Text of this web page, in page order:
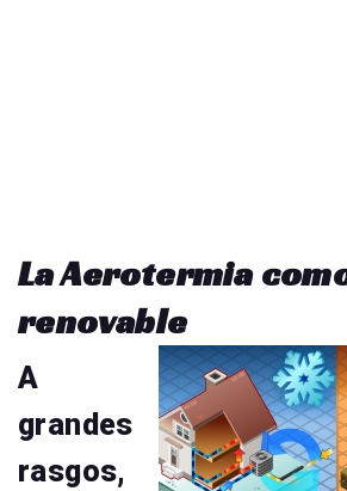
La Aerotermia
renovable
A
grandes
rasgos,